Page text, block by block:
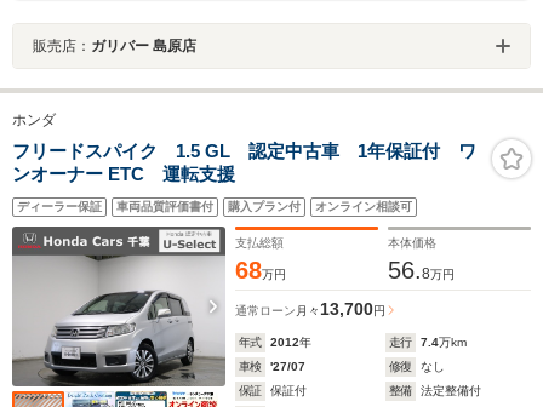
販売店： ガリバー 島原店
ホンダ
フリードスパイク 1.5 GL 認定中古車 1年保証付 ワ
ンオーナー ETC 運転支援
ディーラー保証 車両品質評価書付 購入プラン付 オンライン相談可
支払総額
68万円
本体価格
56.8万円
通常ローン 月々13,700円
年式 2012年 走行 7.4万km
車検
'27/07 修復
なし
保証
保証付 整備
法定整備付